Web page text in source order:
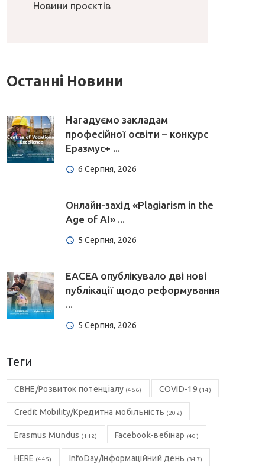
Новини проєктів
Останні Новини
Нагадуємо закладам
професійної освіти – конкурс
Еразмус+ ...
6 Серпня, 2026
Онлайн-захід «Plagiarism in the
Age of AI» ...
5 Серпня, 2026
EACEA опублікувало дві нові
публікації щодо реформування
...
5 Серпня, 2026
Теги
CBHE/Розвиток потенціалу (456) COVID-19 (14)
Credit Mobility/Кредитна мобільність (202)
Erasmus Mundus (112) Facebook-вебінар (40)
HERE (445) InfoDay/Інформаційний день (347)